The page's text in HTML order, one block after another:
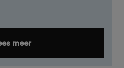
meer